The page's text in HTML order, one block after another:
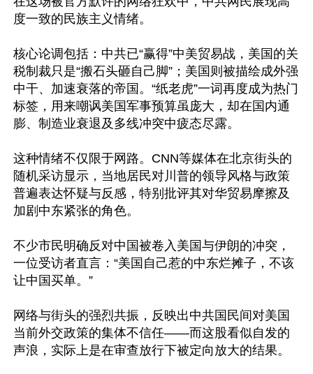
度一致的民族主义情绪。
核心论调包括：中共已“赢得”中美贸易战，美国的关
税制裁只是“搬石头砸自己脚”；美国则被描绘成外强
中干、加速衰落的帝国。“纸老虎”一词再度成为热门
标签，用来嘲讽美国军事预算虽庞大，却在国内通
膨、制造业衰退及多线冲突中疲态尽露。
这种情绪不仅限于网路。CNN等媒体在北京街头的
随机采访显示，当地居民对川普的领导风格与政策
普遍表达怀疑与反感，特别批评其对华贸易摩擦及
加剧中东紧张的角色。
不少市民明确反对中国被卷入美国与伊朗的冲突，
一位受访者直言：“美国自己惹的中东烂摊子，不该
让中国买单。”
网络与街头的强烈共振，反映出中共国民间对美国
当前外交政策的集体不信任——而这股看似自发的
声浪，实际上是在审查放行下被定向放大的结果。